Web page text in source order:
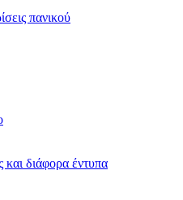
πανικού
και διάφορα έντυπα